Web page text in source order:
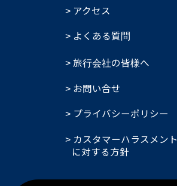
アクセス
よくある質問
旅行会社の皆様へ
お問い合せ
プライバシーポリシー
カスタマーハラスメント
に対する方針